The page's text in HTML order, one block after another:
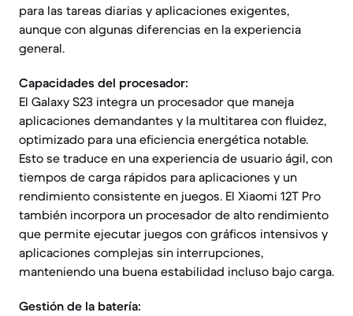
para las tareas diarias y aplicaciones exigentes,
aunque con algunas diferencias en la experiencia
general.
Capacidades del procesador:
El Galaxy S23 integra un procesador que maneja
aplicaciones demandantes y la multitarea con fluidez,
optimizado para una eficiencia energética notable.
Esto se traduce en una experiencia de usuario ágil, con
tiempos de carga rápidos para aplicaciones y un
rendimiento consistente en juegos. El Xiaomi 12T Pro
también incorpora un procesador de alto rendimiento
que permite ejecutar juegos con gráficos intensivos y
aplicaciones complejas sin interrupciones,
manteniendo una buena estabilidad incluso bajo carga.
Gestión de la batería: